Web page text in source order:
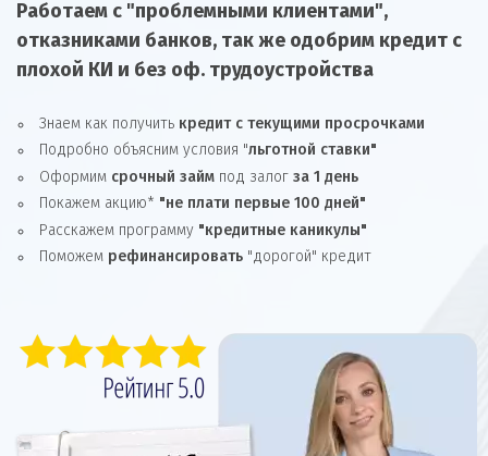
Работаем с "проблемными клиентами",
отказниками банков, так же одобрим кредит с
плохой КИ и без оф. трудоустройства
Знаем как получить кредит с текущими просрочками
Подробно объясним условия "льготной ставки"
Оформим срочный займ под залог за 1 день
Покажем акцию* "не плати первые 100 дней"
Расскажем программу "кредитные каникулы"
Поможем рефинансировать "дорогой" кредит